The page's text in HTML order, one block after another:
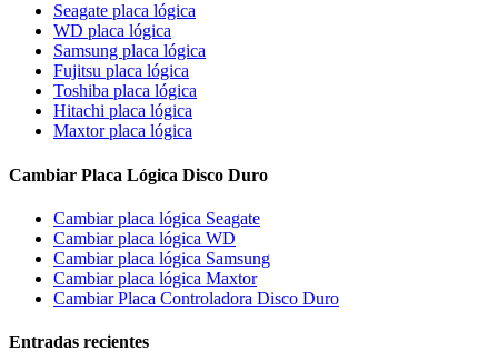
Seagate placa lógica
WD placa lógica
Samsung placa lógica
Fujitsu placa lógica
Toshiba placa lógica
Hitachi placa lógica
Maxtor placa lógica
Cambiar Placa Lógica Disco Duro
Cambiar placa lógica Seagate
Cambiar placa lógica WD
Cambiar placa lógica Samsung
Cambiar placa lógica Maxtor
Cambiar Placa Controladora Disco Duro
Entradas recientes